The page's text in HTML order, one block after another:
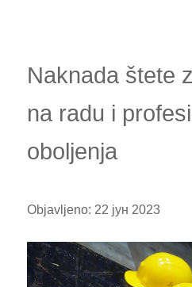
Naknada štete
na radu i
oboljenja
Objavljeno: 22 јун 2023